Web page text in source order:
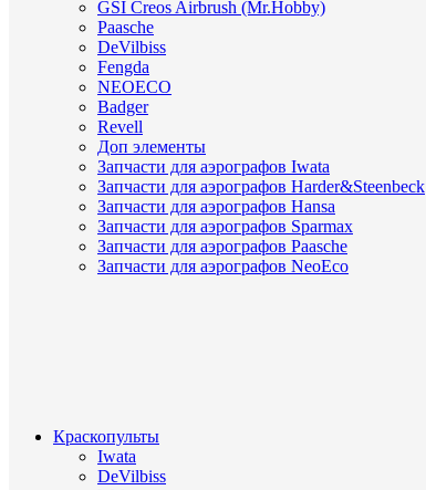
GSI Creos Airbrush (Mr.Hobby)
Paasche
DeVilbiss
Fengda
NEOECO
Badger
Revell
Доп элементы
Запчасти для аэрографов Iwata
Запчасти для аэрографов Harder&Steenbeck
Запчасти для аэрографов Hansa
Запчасти для аэрографов Sparmax
Запчасти для аэрографов Paasche
Запчасти для аэрографов NeoEco
Краскопульты
Iwata
DeVilbiss